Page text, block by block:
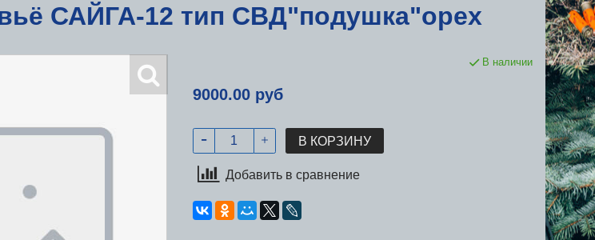
САЙГА-12 тип СВД"подушка"орех
В наличии
9000.00 руб
В КОРЗИНУ
Добавить в сравнение